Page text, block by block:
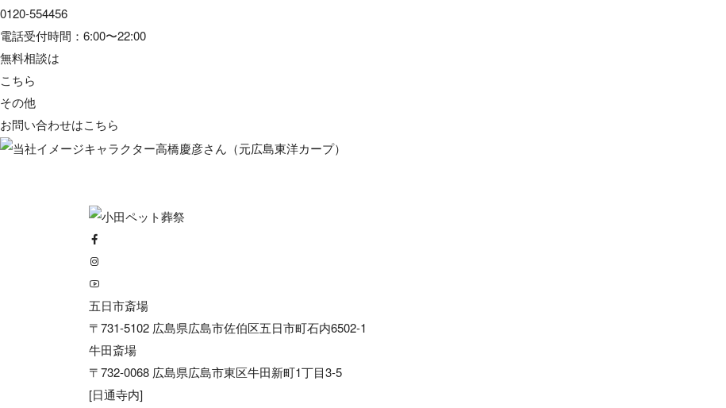
0120-554456
電話受付時間：6:00〜22:00
無料相談は
こちら
その他
お問い合わせはこちら
五日市斎場
〒731-5102 広島県広島市佐伯区五日市町石内6502-1
牛田斎場
〒732-0068 広島県広島市東区牛田新町1丁目3-5
[日通寺内]